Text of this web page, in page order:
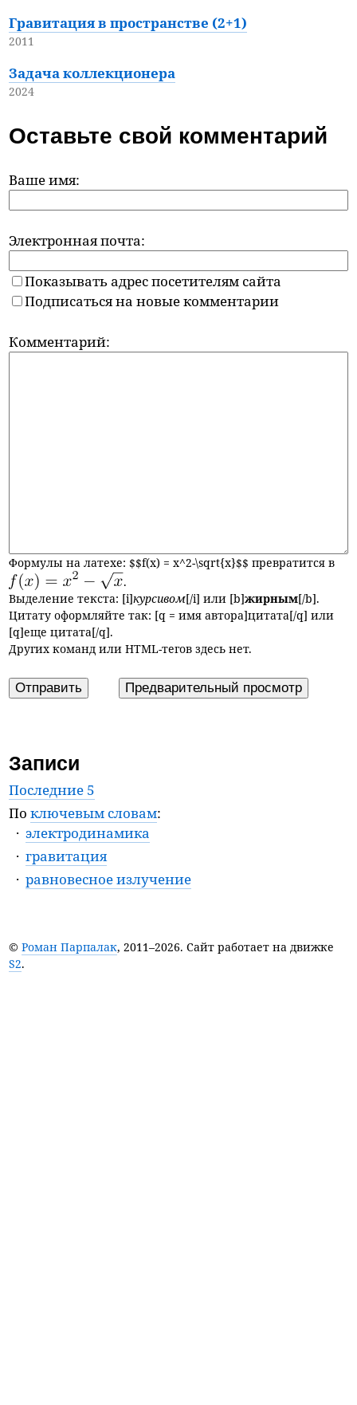
Гравитация в пространстве (2+1)
2011
Задача коллекционера
2024
Оставьте свой комментарий
Ваше имя:
Электронная почта:
Показывать адрес посетителям сайта
Подписаться на новые комментарии
Комментарий:
Формулы на латехе: $$f(x) =x^2-\sqrt{x}$$ превратится в
.
Выделение текста: [i]курсивом[/i] или [b]жирным[/b].
Цитату оформляйте так: [q = имя автора]цитата[/q] или
[q]еще цитата[/q].
Других команд илиHTML-тегов здесь нет.
Записи
Последние 5
Поключевым словам:
электродинамика
гравитация
равновесное излучение
©Роман Парпалак, 2011–2026. Сайт работает на движке
S2.